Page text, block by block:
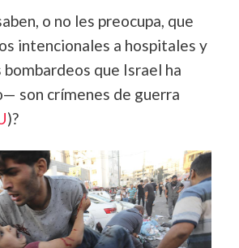
o no les preocupa, que
intencionales a hospitales y
que Israel ha
son crímenes de guerra
)?